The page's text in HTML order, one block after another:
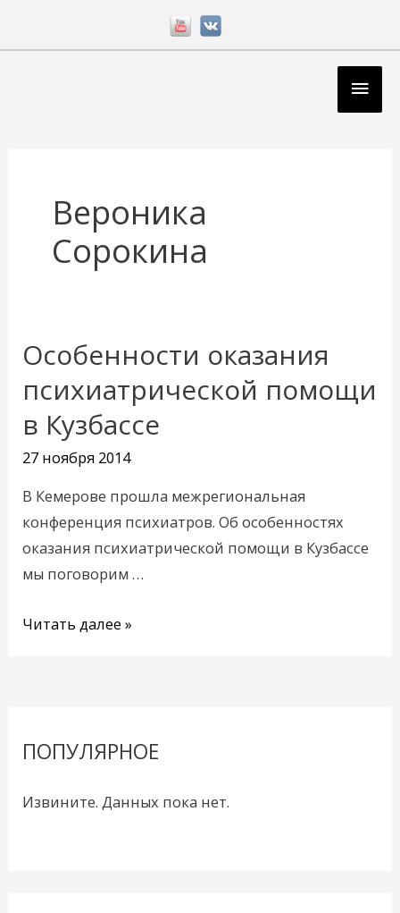
Вероника
Сорокина
Особенности оказания
психиатрической помощи
в Кузбассе
27 ноября 2014
В Кемерове прошла межрегиональная
конференция психиатров. Об особенностях
оказания психиатрической помощи в Кузбассе
мы поговорим …
Особенности
психиатрической
помощи
в
Читать далее »
ПОПУЛЯРНОЕ
Извините. Данных пока нет.